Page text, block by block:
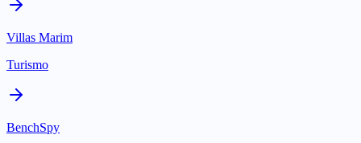
Villas Marim
Turismo
BenchSpy